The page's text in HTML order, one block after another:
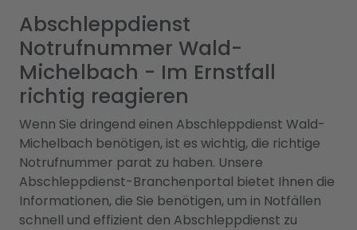
Abschleppdienst
Notrufnummer Wald-
Michelbach - Im Ernstfall
richtig reagieren
Wenn Sie dringend einen Abschleppdienst Wald-
Michelbach benötigen, ist es wichtig, die richtige
Notrufnummer parat zu haben. Unsere
Abschleppdienst-Branchenportal bietet Ihnen die
Informationen, die Sie benötigen, um in Notfällen
schnell und effizient den Abschleppdienst zu